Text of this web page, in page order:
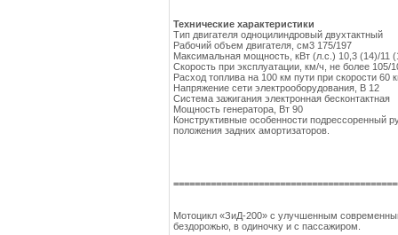
Технические характеристики
Тип двигателя одноцилиндровый двухтактный
Рабочий объем двигателя, см3 175/197
Максимальная мощность, кВт (л.с.) 10,3 (14)/11
Скорость при эксплуатации, км/ч, не более 105/
Расход топлива на 100 км пути при скорости 60
Напряжение сети электрооборудования, В 12
Система зажигания электронная бесконтактная
Мощность генератора, Вт 90
Конструктивные особенности подрессоренный
положения задних амортизаторов.
Мотоцикл «ЗиД-200» с улучшенным
бездорожью, в одиночку и с пассажиром.